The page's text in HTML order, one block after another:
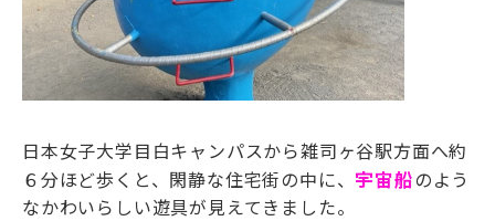
日本女子大学目白キャンパスから雑司ヶ谷駅方面へ約
６分ほど歩くと、閑静な住宅街の中に、 宇宙船のよう
なかわいらしい遊具が見えてきました。